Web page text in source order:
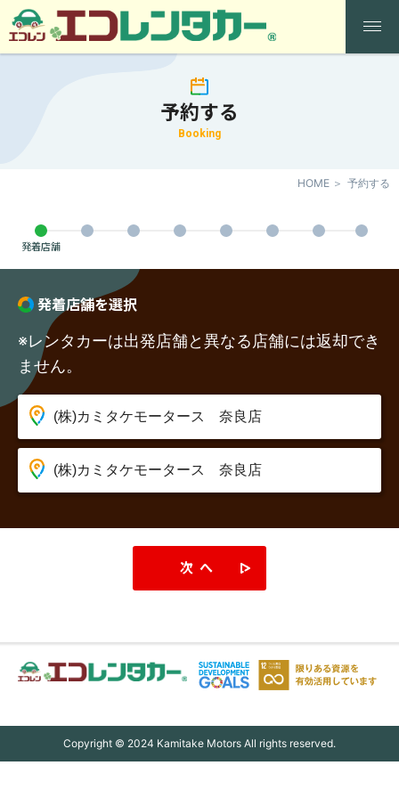
予約する
Booking
HOME 予約する
発着店舗
発着店舗を選択
※レンタカーは出発店舗と異なる店舗には返却でき
ません。
次へ
Copyright © 2024 Kamitake Motors All rights reserved.